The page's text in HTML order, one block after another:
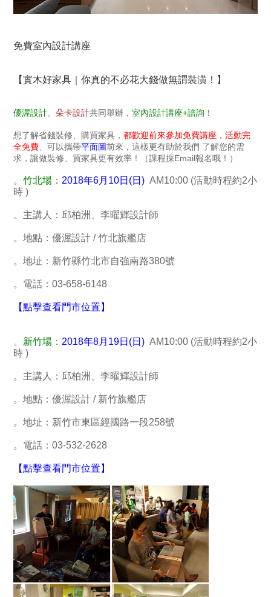
免費室內設計講座
【實木好家具｜你真的不必花大錢做無謂裝潢！】
優渥設計 、朵卡設計共同舉辦，室內設計講座+諮詢 ！
想了解省錢裝修、購買家具，都歡迎前來參加免費講座，活動完
全免費 、可以攜帶平面圖前來，這樣更有助於我們 了解您的需
求，讓做裝修、買家具更有效率！（課程採Email報名哦！）
。竹北場 ： 2018年6月10日(日) AM10:00 (活動時程約2小
時 )
。主講人：邱柏洲、李曜輝設計師
。地點：優渥設計 / 竹北旗艦店
。地址：新竹縣竹北市自強南路380號
。電話：03-658-6148
【點擊查看門市位置】
。 新竹場 ： 2018年8月19日(日) AM10:00 (活動時程約2小
時 )
。主講人：邱柏洲、李曜輝設計師
。地點：優渥設計 / 新竹旗艦店
。地址：新竹市東區經國路一段258號
。電話：03-532-2628
【點擊查看門市位置】